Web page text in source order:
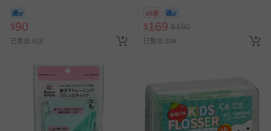
$90
已售出 618
89折
$169 $190
已售出 834